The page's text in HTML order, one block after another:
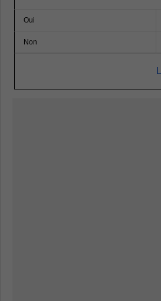
Oui
Non